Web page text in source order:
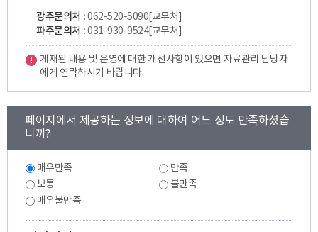
광주문의처 :062-520-5090 [교무처]
파주문의처 :031-930-9524[교무처]
게재된 내용 및 운영에 대한 개선사항이 있으면 자료관리 담당자
에게 연락하시기 바랍니다.
만
페이지에서 제공하는 정보에 대하여 어느 정도 만족하셨습
니까?
매우만족
만족
보통
불만족
매우불만족